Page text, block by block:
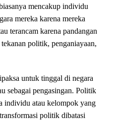
mencakup individu
mereka karena mereka
terancam karena pandangan
politik, penganiayaan,
untuk tinggal di negara
sebagai pengasingan. Politik
individu atau kelompok yang
politik dibatasi